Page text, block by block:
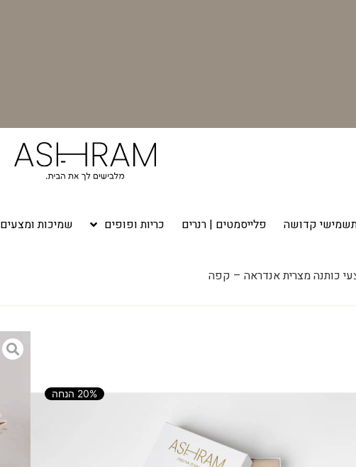
קדושה פלייסמטים | רנרים כריות ופופים שמיכות ומצעים
כותנה מצרית אנדראה – קפה
כותנה מצרית אנדראה – קפה
20% הנחה